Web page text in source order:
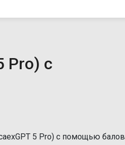
Pro) с
5 Pro) с помощью балов